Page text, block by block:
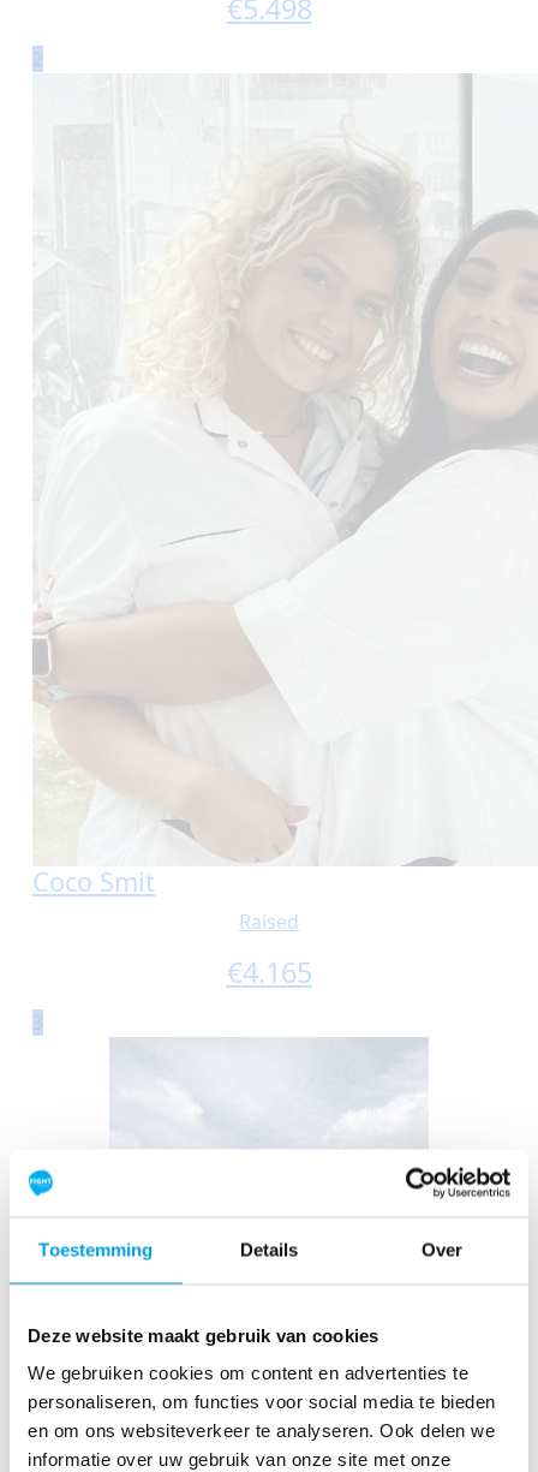
Toestemming Details Over
Deze website maakt gebruik van cookies
We gebruiken cookies om content en advertenties te
personaliseren, om functies voor social media te bieden
en om ons websiteverkeer te analyseren. Ook delen we
informatie over uw gebruik van onze site met onze
€5.498
2
Coco Smit
Raised
€4.165
3
Marc Gielen
Raised
€3.455